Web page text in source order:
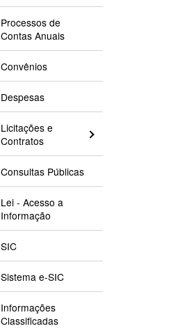
Processos de
Contas Anuais
Convênios
Despesas
Licitações e
Contratos
Consultas Públicas
Lei - Acesso a
Informação
SIC
Sistema e-SIC
Informações
Classificadas